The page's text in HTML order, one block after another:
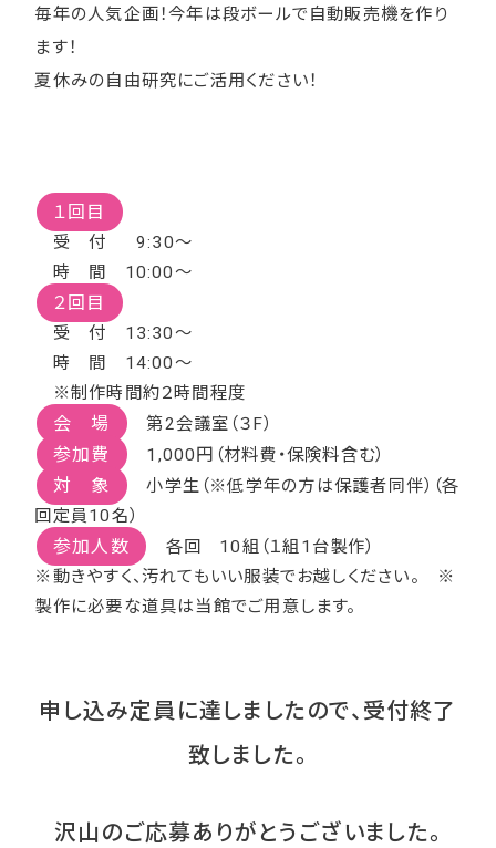
毎年の人気企画！今年は段ボールで自動販売機を作り
ます！
夏休みの自由研究にご活用ください！
１回目
受 付 9:30～
時 間 10:00～
２回目
受 付 13:30～
時 間 14:00～
※制作時間約２時間程度
会 場 第2会議室（３F）
参加費 1,000円（材料費・保険料含む）
対 象
小学生（※低学年の方は保護者同伴）（各
回定員10名）
参加人数
各回 10組（１組1台製作）
※動きやすく、汚れてもいい服装でお越しください。 ※
製作に必要な道具は当館でご用意します。
申し込み定員に達しましたので、受付終了
致しました。
沢山のご応募ありがとうございました。